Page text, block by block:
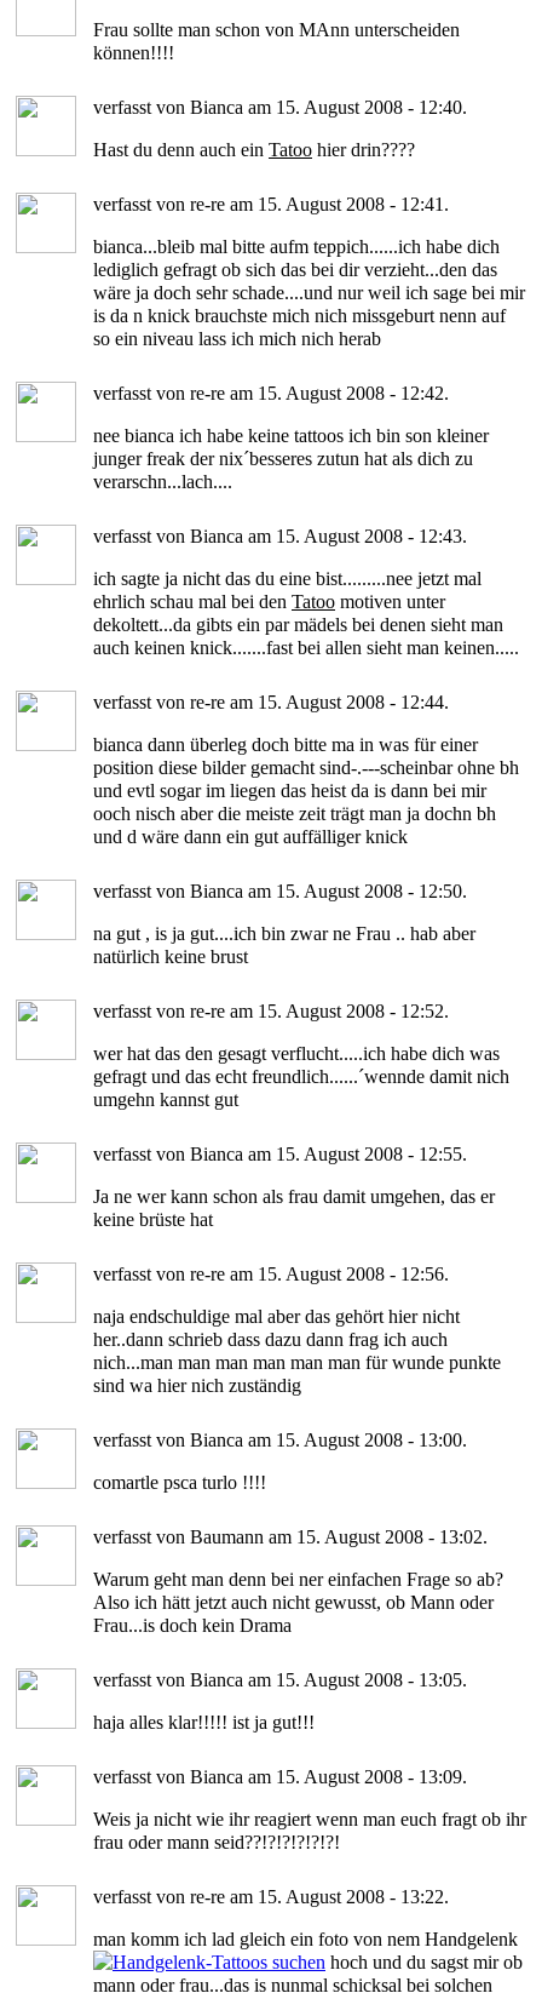
Frau sollte man schon von MAnn unterscheiden
können!!!!
verfasst von Bianca am 15. August 2008 - 12:40.
Hast du denn auch ein Tatoo hier drin????
verfasst von re-re am 15. August 2008 - 12:41.
bianca...bleib mal bitte aufm teppich......ich habe dich
lediglich gefragt ob sich das bei dir verzieht...den das
wäre ja doch sehr schade....und nur weil ich sage bei mir
is da n knick brauchste mich nich missgeburt nenn auf
so ein niveau lass ich mich nich herab
verfasst von re-re am 15. August 2008 - 12:42.
nee bianca ich habe keine tattoos ich bin son kleiner
junger freak der nix´besseres zutun hat als dich zu
verarschn...lach....
verfasst von Bianca am 15. August 2008 - 12:43.
ich sagte ja nicht das du eine bist.........nee jetzt mal
ehrlich schau mal bei den Tatoo motiven unter
dekoltett...da gibts ein par mädels bei denen sieht man
auch keinen knick.......fast bei allen sieht man keinen.....
verfasst von re-re am 15. August 2008 - 12:44.
bianca dann überleg doch bitte ma in was für einer
position diese bilder gemacht sind-.---scheinbar ohne bh
und evtl sogar im liegen das heist da is dann bei mir
ooch nisch aber die meiste zeit trägt man ja dochn bh
und d wäre dann ein gut auffälliger knick
verfasst von Bianca am 15. August 2008 - 12:50.
na gut , is ja gut....ich bin zwar ne Frau .. hab aber
natürlich keine brust
verfasst von re-re am 15. August 2008 - 12:52.
wer hat das den gesagt verflucht.....ich habe dich was
gefragt und das echt freundlich......´wennde damit nich
umgehn kannst gut
verfasst von Bianca am 15. August 2008 - 12:55.
Ja ne wer kann schon als frau damit umgehen, das er
keine brüste hat
verfasst von re-re am 15. August 2008 - 12:56.
naja endschuldige mal aber das gehört hier nicht
her..dann schrieb dass dazu dann frag ich auch
nich...man man man man man man für wunde punkte
sind wa hier nich zuständig
verfasst von Bianca am 15. August 2008 - 13:00.
comartle psca turlo !!!!
verfasst von Baumann am 15. August 2008 - 13:02.
Warum geht man denn bei ner einfachen Frage so ab?
Also ich hätt jetzt auch nicht gewusst, ob Mann oder
Frau...is doch kein Drama
verfasst von Bianca am 15. August 2008 - 13:05.
haja alles klar!!!!! ist ja gut!!!
verfasst von Bianca am 15. August 2008 - 13:09.
Weis ja nicht wie ihr reagiert wenn man euch fragt ob ihr
frau oder mann seid??!?!?!?!?!?!
verfasst von re-re am 15. August 2008 - 13:22.
man komm ich lad gleich ein foto von nem Handgelenk
hoch und du sagst mir ob
mann oder frau...das is nunmal schicksal bei solchen